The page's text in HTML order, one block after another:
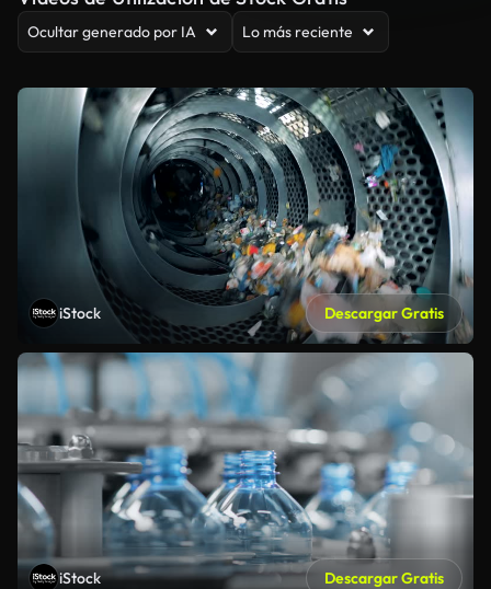
Ocultar generado por IA Lo más reciente
iStock Descargar Gratis
iStock Descargar Gratis